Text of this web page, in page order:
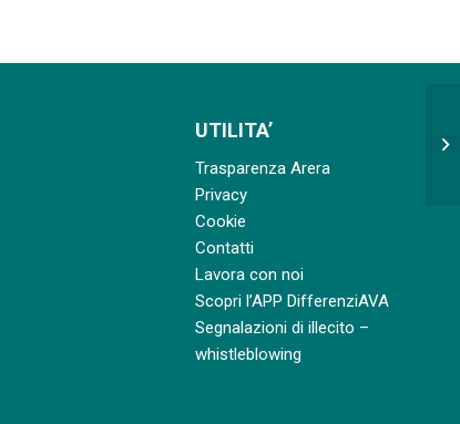
UTILITA’
Trasparenza Arera
Privacy
Cookie
Contatti
Lavora con noi
Scopri l’APP DifferenziAVA
Segnalazioni di illecito –
whistleblowing